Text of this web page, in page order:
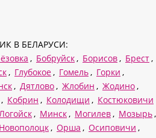
В БЕЛАРУСИ:
, Бобруйск , Борисов , Брест ,
, Глубокое , Гомель , Горки ,
, Дятлово , Жлобин , Жодино ,
, Кобрин , Колодищи , Костюковичи
Логойск , Минск , Могилев , Мозырь ,
Новополоцк , Орша , Осиповичи ,